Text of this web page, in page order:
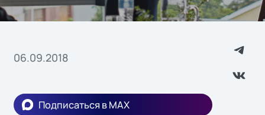
06.09.2018
Подписаться в MAX